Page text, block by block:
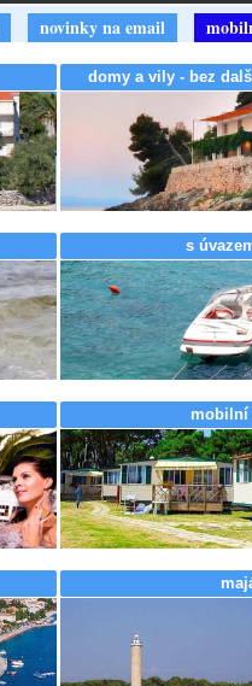
novinky na email
domy a vily - bez
s
mobilní